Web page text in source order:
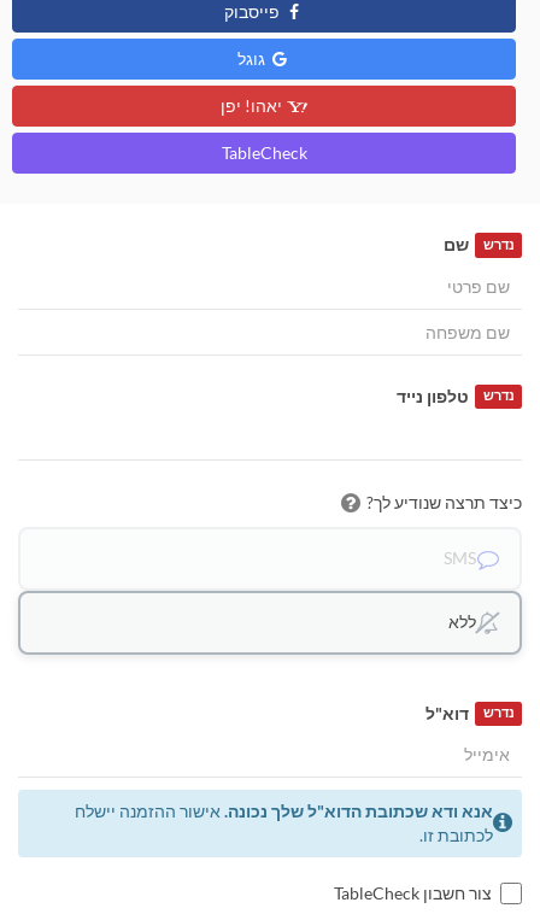
פייסבוק
גוגל
יאהו! יפן
TableCheck
שם נדרש
טלפון נייד נדרש
כיצד תרצה שנודיע לך?
SMS
ללא
דוא"ל נדרש
אנא ודא שכתובת הדוא"ל שלך נכונה. אישור ההזמנה יישלח
לכתובת זו.
צור חשבון TableCheck